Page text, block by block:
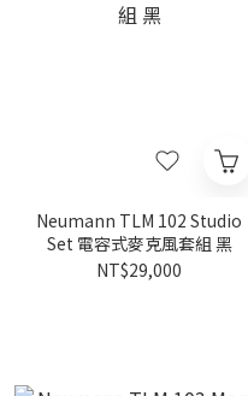
Neumann TLM 102 Studio
Set 電容式麥克風套組 黑
NT$29,000